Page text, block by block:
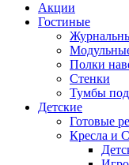
Акции
Гостиные
Полки
Стенки
Тумбы под
Детские
Готовые
Кресла и